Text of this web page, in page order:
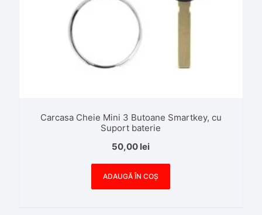
Carcasa Cheie Mini 3 Butoane Smartkey, cu
Suport baterie
50,00 lei
ADAUGĂ ÎN COȘ